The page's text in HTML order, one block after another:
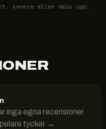
senare eller dela upp.
inga egna recensioner
tycker →